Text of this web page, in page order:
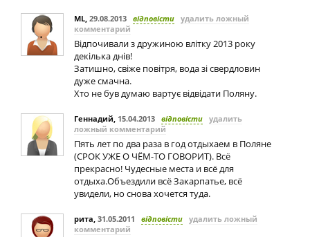
ML, 29.08.2013 відповісти удалить ложный
комментарий
Відпочивали з дружиною влітку 2013 року
декілька днів!
Затишно, свіже повітря, вода зі свердловин
дуже смачна.
Хто не був думаю вартує відвідати Поляну.
Геннадий, 15.04.2013 відповісти удалить
ложный комментарий
Пять лет по два раза в год отдыхаем в Поляне
(СРОК УЖЕ О ЧЁМ-ТО ГОВОРИТ). Всё
прекрасно! Чудесные места и всё для
отдыха.Объездили всё Закарпатье, всё
увидели, но снова хочется туда.
рита, 31.05.2011 відповісти удалить ложный
комментарий